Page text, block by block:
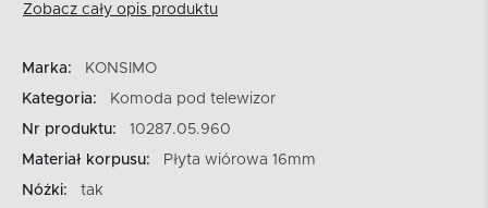
Zobacz cały opis produktu
Marka:
KONSIMO
Kategoria:
Komoda pod telewizor
Nr produktu:
10287.05.960
Materiał korpusu:
Płyta wiórowa 16mm
Nóżki:
tak